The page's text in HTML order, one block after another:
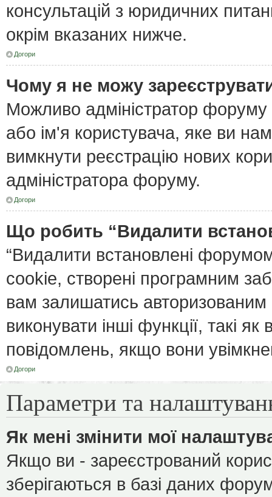
консультацій з юридичних
окрім вказаних нижче.
Догори
Чому я не можу
Можливо адміністратор
або ім'я користувача, яке ви
вимкнути реєстрацію нових
адміністратора форуму.
Догори
Що робить “Видалити
“Видалити встановлені
cookie, створені програмним
вам залишатись
виконувати інші функції, такі
повідомлень, якщо вони
Догори
Параметри та
Як мені змінити мої
Якщо ви - зареєстрований
зберігаються в базі даних